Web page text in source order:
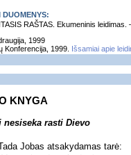
RAŠTAS. Ekumeninis
1999
1999.
Išsamiai apie
KNYGA
nesiseka rasti Dievo
Tada Jobas atsakydamas tarė: